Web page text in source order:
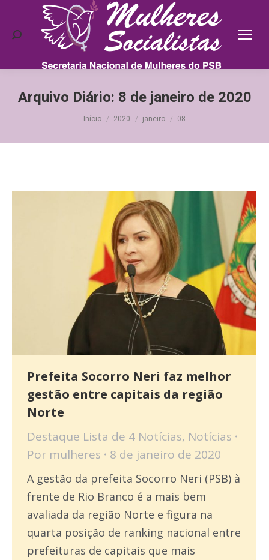
Search:
Arquivo Diário: 8 de janeiro de 2020
Você está aqui:
Início 2020 janeiro 08
Prefeita Socorro Neri faz melhor
gestão entre capitais da região
Norte
Destaque Lista de 4 Notícias, Notícias
Por mulheres 8 de janeiro de 2020
A gestão da prefeita Socorro Neri (PSB) à
frente de Rio Branco é a mais bem
avaliada da região Norte e figura na
quarta posição de ranking nacional entre
prefeituras de capitais que mais